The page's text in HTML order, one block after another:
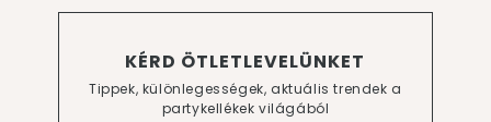
KÉRD ÖTLETLEVELÜNKET
Tippek, különlegességek, aktuális trendek a
partykellékek világából